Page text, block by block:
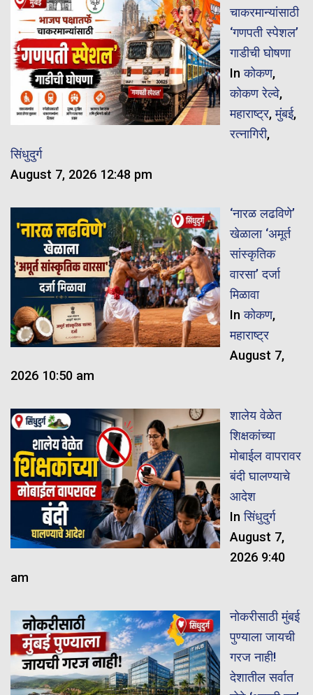
चाकरमान्यांसाठी
‘गणपती स्पेशल’
गाडीची घोषणा
Inकोकण,
कोकण रेल्वे,
महाराष्ट्र,मुंबई,
रत्नागिरी,
सिंधुदुर्ग
August 7, 2026 12:48 pm
‘नारळ लढविणे’
खेळाला ‘अमूर्त
सांस्कृतिक
वारसा’ दर्जा
मिळावा
Inकोकण,
महाराष्ट्र
August 7,
2026 10:50 am
शालेय वेळेत
शिक्षकांच्या
मोबाईल वापरावर
बंदी घालण्याचे
आदेश
Inसिंधुदुर्ग
August 7,
2026 9:40
am
नोकरीसाठी मुंबई
पुण्याला जायची
गरज नाही!
देशातील सर्वात